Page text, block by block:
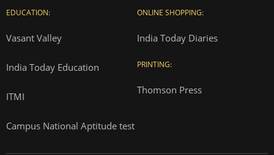
EDUCATION:
Vasant Valley
India Today Education
ITMI
Campus National Aptitude test
ONLINE SHOPPING:
India Today Diaries
PRINTING:
Thomson Press